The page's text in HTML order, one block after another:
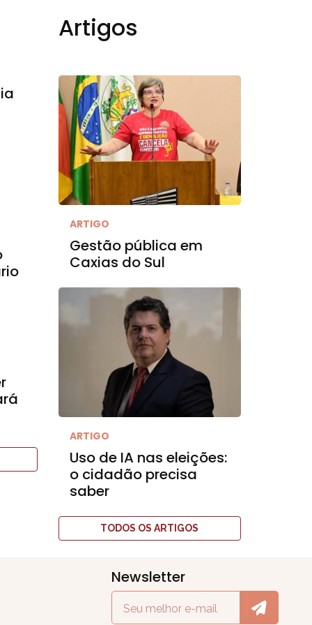
Artigos
ARTIGO
Gestão pública em
Caxias do Sul
ARTIGO
Uso de IA nas eleições:
o cidadão precisa
saber
TODOS OS ARTIGOS
Newsletter